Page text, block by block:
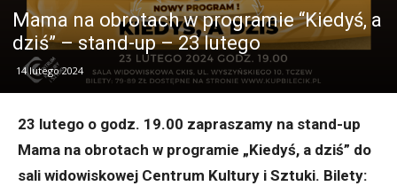
Mama na obrotach w programie “Kiedyś, a
dziś” – stand-up – 23 lutego
14 lutego 2024
23 lutego o godz. 19.00 zapraszamy na stand-up
Mama na obrotach w programie „Kiedyś, a dziś” do
sali widowiskowej Centrum Kultury i Sztuki. Bilety: